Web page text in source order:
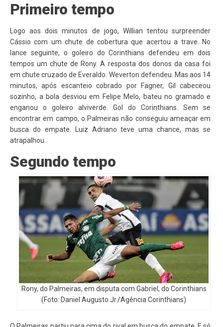
Primeiro tempo
Logo aos dois minutos de jogo, Willian tentou surpreender
Cássio com um chute de cobertura que acertou a trave. No
lance seguinte, o goleiro do Corinthians defendeu em dois
tempos um chute de Rony. A resposta dos donos da casa foi
em chute cruzado de Everaldo. Weverton defendeu. Mas aos 14
minutos, após escanteio cobrado por Fagner, Gil cabeceou
sozinho, a bola desviou em Felipe Melo, bateu no gramado e
enganou o goleiro alviverde. Gol do Corinthians. Sem se
encontrar em campo, o Palmeiras não conseguiu ameaçar em
busca do empate. Luiz Adriano teve uma chance, mas se
atrapalhou.
Segundo tempo
Rony, do Palmeiras, em disputa com Gabriel, do Corinthians
(Foto: Daniel Augusto Jr./Agência Corinthians)